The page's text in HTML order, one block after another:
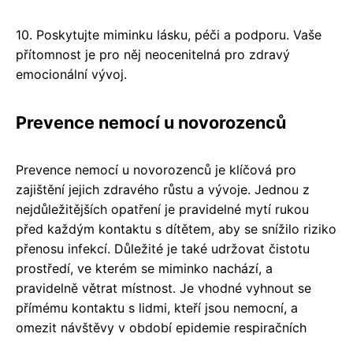
10. Poskytujte miminku lásku, péči a podporu. Vaše
přítomnost je pro něj neocenitelná pro zdravý
emocionální vývoj.
Prevence nemocí u novorozenců
Prevence nemocí u novorozenců je klíčová pro
zajištění jejich zdravého růstu a vývoje. Jednou z
nejdůležitějších opatření je pravidelné mytí rukou
před každým kontaktu s dítětem, aby se snížilo riziko
přenosu infekcí. Důležité je také udržovat čistotu
prostředí, ve kterém se miminko nachází, a
pravidelně větrat místnost. Je vhodné vyhnout se
přímému kontaktu s lidmi, kteří jsou nemocní, a
omezit návštěvy v období epidemie respiračních